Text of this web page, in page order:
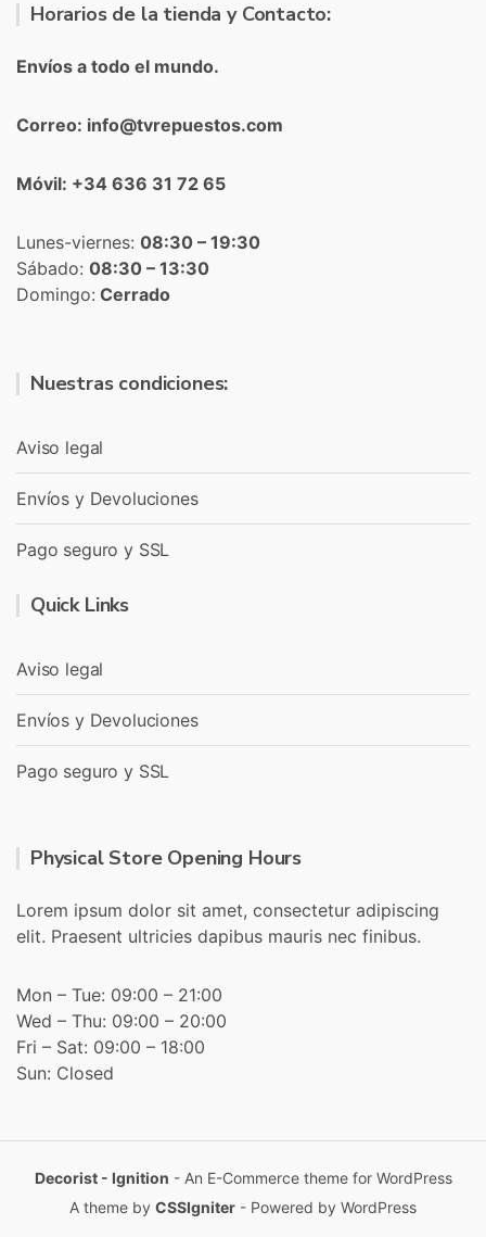
Horarios de la tienda y Contacto:
Envíos a todo el mundo.
Correo: info@tvrepuestos.com
Móvil: +34 636 31 72 65
Lunes-viernes: 08:30 – 19:30
Sábado: 08:30 – 13:30
Domingo: Cerrado
Nuestras condiciones:
Aviso legal
Envíos y Devoluciones
Pago seguro y SSL
Quick Links
Aviso legal
Envíos y Devoluciones
Pago seguro y SSL
Physical Store Opening Hours
Lorem ipsum dolor sit amet, consectetur adipiscing
elit. Praesent ultricies dapibus mauris nec finibus.
Mon – Tue: 09:00 – 21:00
Wed – Thu: 09:00 – 20:00
Fri – Sat: 09:00 – 18:00
Sun: Closed
Decorist - Ignition - An E-Commerce theme for WordPress
A theme by CSSIgniter - Powered by WordPress